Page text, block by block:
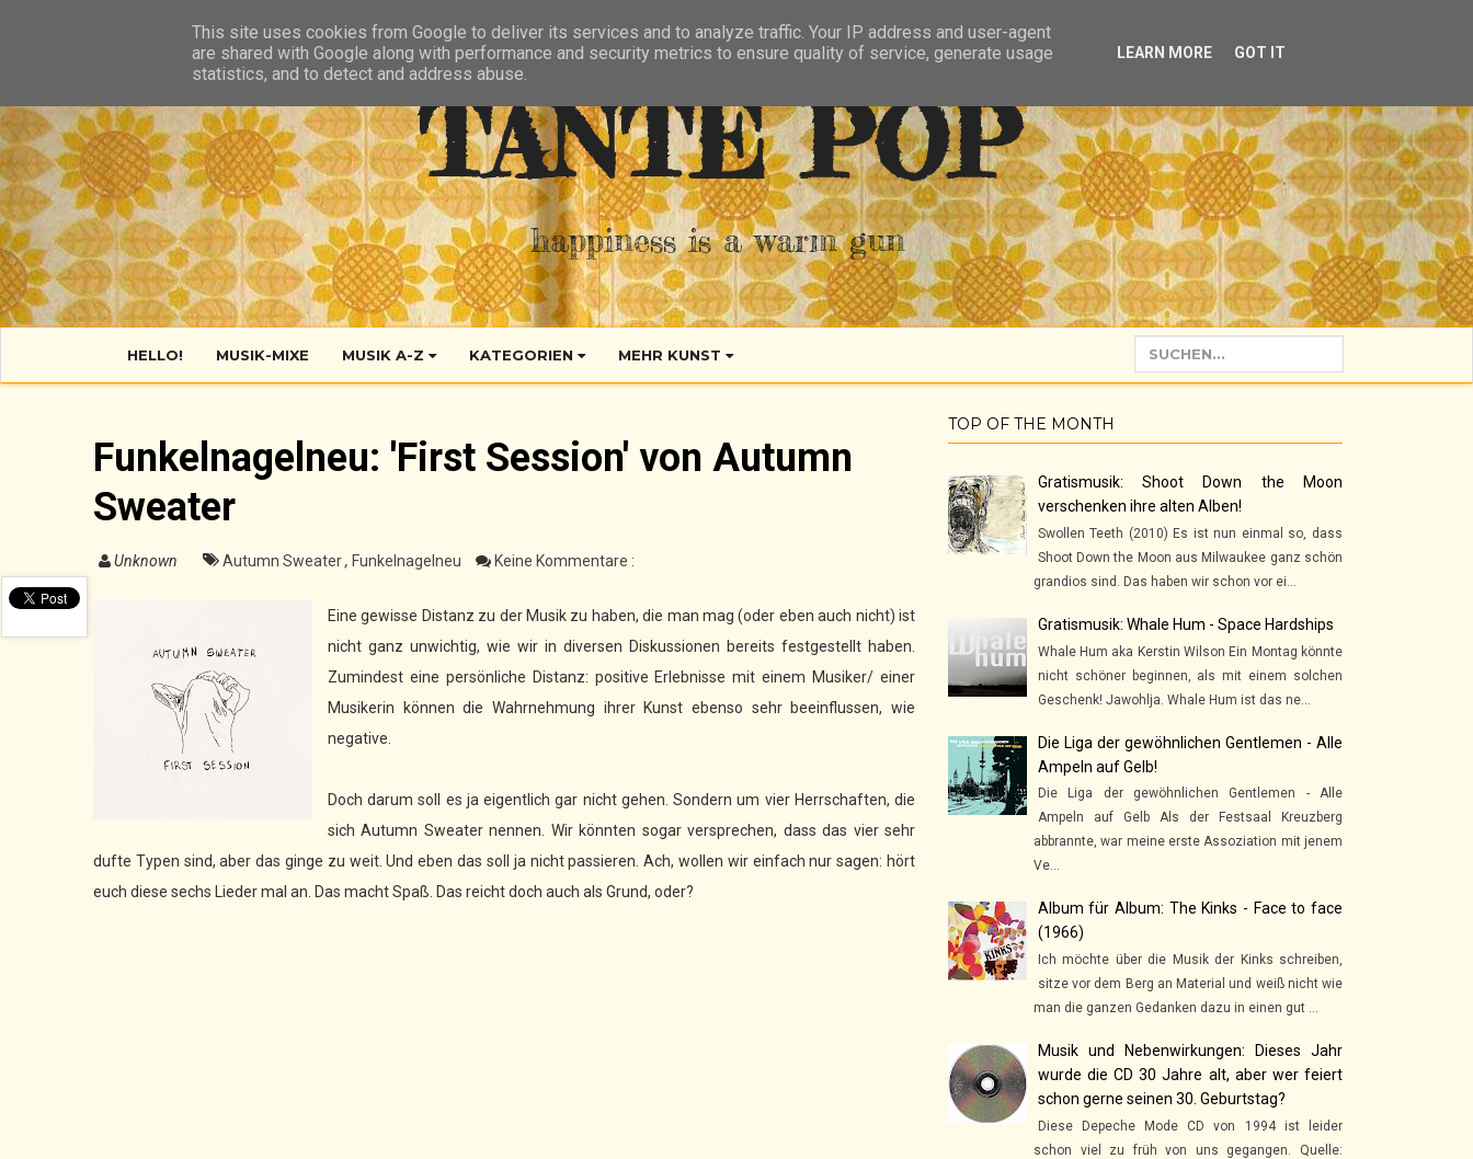
TANTE POP
happiness is a warm gun
HELLO! MUSIK-MIXE MUSIK A-Z KATEGORIEN MEHR KUNST
Funkelnagelneu: 'First Session' von Autumn
Sweater
Unknown Autumn Sweater, Funkelnagelneu Keine Kommentare :
Eine gewisse Distanz zu der Musik zu haben, die man mag (oder eben auch nicht) ist
nicht ganz unwichtig, wie wir in diversen Diskussionen bereits festgestellt haben.
Zumindest eine persönliche Distanz: positive Erlebnisse mit einem Musiker/ einer
Musikerin können die Wahrnehmung ihrer Kunst ebenso sehr beeinflussen, wie
negative.
Doch darum soll es ja eigentlich gar nicht gehen. Sondern um vier Herrschaften, die
sich Autumn Sweater nennen. Wir könnten sogar versprechen, dass das vier sehr
dufte Typen sind, aber das ginge zu weit. Und eben das soll ja nicht passieren. Ach, wollen wir einfach nur sagen: hört
euch diese sechs Lieder mal an. Das macht Spaß. Das reicht doch auch als Grund, oder?
TOP OF THE MONTH
Gratismusik: Shoot Down the Moon
verschenken ihre alten Alben!
Swollen Teeth (2010) Es ist nun einmal so, dass
Shoot Down the Moon aus Milwaukee ganz schön
grandios sind. Das haben wir schon vor ei...
Gratismusik: Whale Hum - Space Hardships
Whale Hum aka Kerstin Wilson Ein Montag könnte
nicht schöner beginnen, als mit einem solchen
Geschenk! Jawohlja. Whale Hum ist das ne...
Die Liga der gewöhnlichen Gentlemen - Alle
Ampeln auf Gelb!
Die Liga der gewöhnlichen Gentlemen - Alle
Ampeln auf Gelb Als der Festsaal Kreuzberg
abbrannte, war meine erste Assoziation mit jenem
Ve...
Album für Album: The Kinks - Face to face
(1966)
Ich möchte über die Musik der Kinks schreiben,
sitze vor dem Berg an Material und weiß nicht wie
man die ganzen Gedanken dazu in einen gut ...
Musik und Nebenwirkungen: Dieses Jahr
wurde die CD 30 Jahre alt, aber wer feiert
schon gerne seinen 30. Geburtstag?
Diese Depeche Mode CD von 1994 ist leider
schon viel zu früh von uns gegangen. Quelle:
This site uses cookies from Google to deliver its services and to analyze traffic. Your IP address and user-agent
are shared with Google along with performance and security metrics to ensure quality of service, generate usage
statistics, and to detect and address abuse.
LEARN MORE GOT IT